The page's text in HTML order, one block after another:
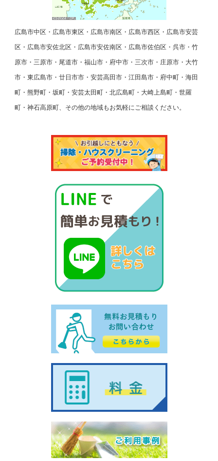
広島市中区・広島市東区・広島市南区・広島市西区・広島市安芸
区・広島市安佐北区・広島市安佐南区・広島市佐伯区・呉市・竹
原市・三原市・尾道市・福山市・府中市・三次市・庄原市・大竹
市・東広島市・廿日市市・安芸高田市・江田島市・府中町・海田
町・熊野町・坂町・安芸太田町・北広島町・大崎上島町・世羅
町・神石高原町、その他の地域もお気軽にご相談ください。